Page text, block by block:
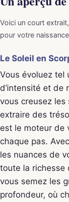
Voici un court
pour votre
Le Soleil en
Vous évoluez tel
d’intensité et de
vous creusez
extraire des
est le moteur de
chaque pas.
les nuances de
toute la richesse
vous semez les
profondeur, où